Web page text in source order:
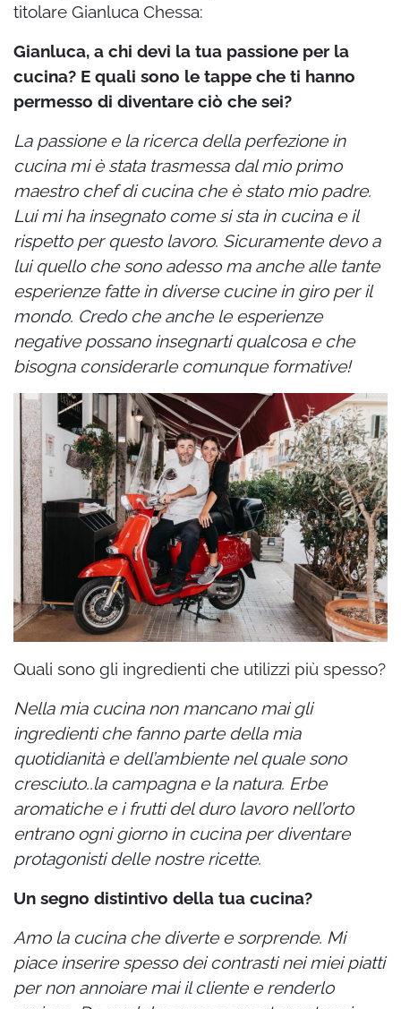
titolare Gianluca Chessa:
Gianluca, a chi devi la tua passione per la
cucina? E quali sono le tappe che ti hanno
permesso di diventare ciò che sei?
La passione e la ricerca della perfezione in
cucina mi è stata trasmessa dal mio primo
maestro chef di cucina che è stato mio padre.
Lui mi ha insegnato come si sta in cucina e il
rispetto per questo lavoro. Sicuramente devo a
lui quello che sono adesso ma anche alle tante
esperienze fatte in diverse cucine in giro per il
mondo. Credo che anche le esperienze
negative possano insegnarti qualcosa e che
bisogna considerarle comunque formative!
Quali sono gli ingredienti che utilizzi più spesso?
Nella mia cucina non mancano mai gli
ingredienti che fanno parte della mia
quotidianità e dell’ambiente nel quale sono
cresciuto..la campagna e la natura. Erbe
aromatiche e i frutti del duro lavoro nell’orto
entrano ogni giorno in cucina per diventare
protagonisti delle nostre ricette.
Un segno distintivo della tua cucina?
Amo la cucina che diverte e sorprende. Mi
piace inserire spesso dei contrasti nei miei piatti
per non annoiare mai il cliente e renderlo